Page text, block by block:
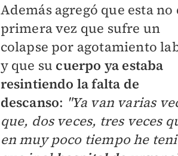
Además agregó que esta no
primera vez que sufre un
colapse por agotamiento
y que su cuerpo ya estaba
resintiendo la falta de
descanso: "Ya van varias
que, dos veces, tres veces
en muy poco tiempo he